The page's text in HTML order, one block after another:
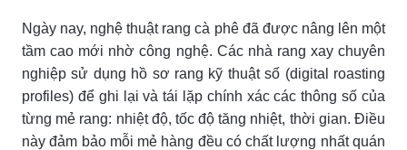
Ngày nay, nghệ thuật rang cà phê đã được nâng lên một
tầm cao mới nhờ công nghệ. Các nhà rang xay chuyên
nghiệp sử dụng hồ sơ rang kỹ thuật số (digital roasting
profiles) để ghi lại và tái lặp chính xác các thông số của
từng mẻ rang: nhiệt độ, tốc độ tăng nhiệt, thời gian. Điều
này đảm bảo mỗi mẻ hàng đều có chất lượng nhất quán